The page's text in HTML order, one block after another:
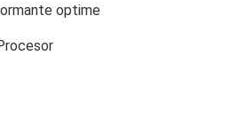
optime